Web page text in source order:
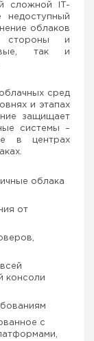
сложной IT-
недоступный
облаков
стороны и
так и
сред
и этапах
защищает
системы –
в центрах
облака
от
консоли
с